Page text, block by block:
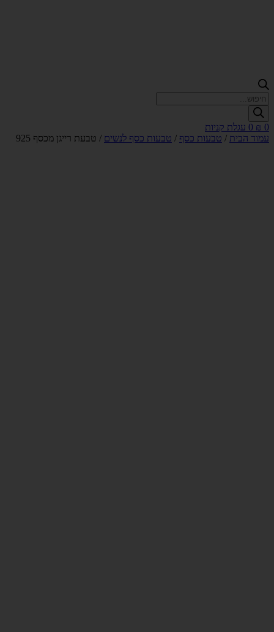
Products
search
₪ 0
0 עגלת קניות
עמוד הבית / טבעות כסף / טבעות כסף לנשים / טבעת רייגן מכסף 925